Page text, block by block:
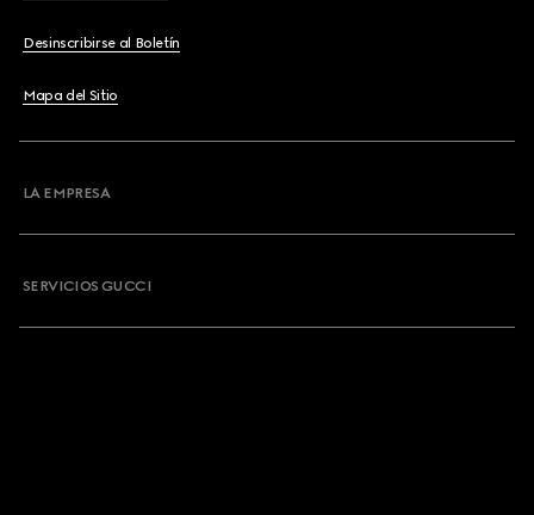
Desinscribirse al Boletín
Mapa del Sitio
LA EMPRESA
SERVICIOS GUCCI